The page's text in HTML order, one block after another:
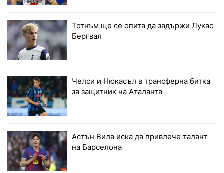
Тотнъм ще се опита да задържи Лукас
Бергвал
Челси и Нюкасъл в трансферна битка
за защитник на Аталанта
Астън Вила иска да привлече талант
на Барселона